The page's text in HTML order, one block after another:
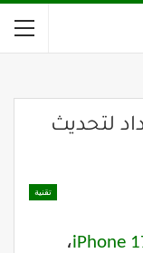
لتحديث
تقنية
iPhone،